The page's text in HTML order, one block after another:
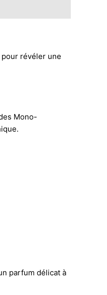
pour révéler une
Mono-
parfum délicat à